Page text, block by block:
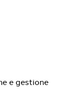
e gestione